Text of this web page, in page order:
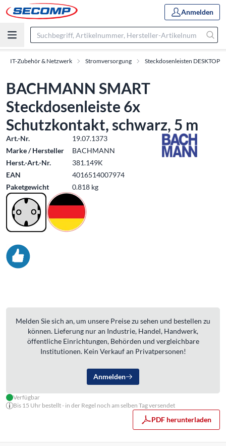
Anmelden
IT-Zubehör & Netzwerk Stromversorgung Steckdosenleisten DESKTOP
BACHMANN SMART
Steckdosenleiste 6x
Schutzkontakt, schwarz, 5 m
Art.-Nr.
19.07.1373
Marke / Hersteller
BACHMANN
Herst.-Art.-Nr.
381.149K
EAN
4016514007974
Paketgewicht
0.818 kg
Melden Sie sich an, um unsere Preise zu sehen und bestellen zu
können. Lieferung nur an Industrie, Handel, Handwerk,
öffentliche Einrichtungen, Behörden und vergleichbare
Institutionen. Kein Verkauf an Privatpersonen!
Anmelden
Verfügbar
Bis 15 Uhr bestellt - in der Regel noch am selben Tag versendet
PDF herunterladen